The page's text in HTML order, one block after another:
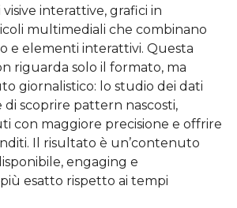
interattive, grafici in
multimediali che combinano
e elementi interattivi. Questa
riguarda solo il formato, ma
giornalistico: lo studio dei dati
di scoprire pattern nascosti,
con maggiore precisione e offrire
Il risultato è un’contenuto
engaging e
esatto rispetto ai tempi